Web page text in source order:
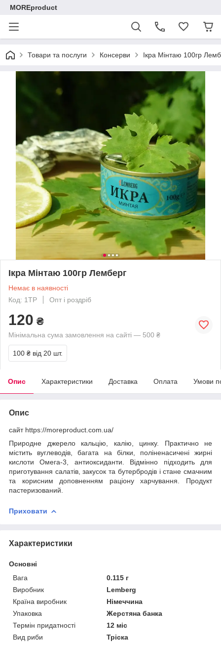
MOREproduct
Товари та послуги Консерви Ікра Мінтаю 100гр
Ікра Мінтаю 100гр Лемберг
Немає в наявності
Код: 1ТР
Опт і роздріб
120 ₴
Мінімальна сума замовлення на сайті — 500 ₴
100 ₴ від 20 шт.
Опис Характеристики Доставка Оплата Умови
Опис
сайт https://moreproduct.com.ua/
Природне джерело кальцію, калію, цинку. Практично не
містить вуглеводів, багата на білки, поліненасичені жирні
кислоти Омега-3, антиоксиданти. Відмінно підходить для
приготування салатів, закусок та бутербродів і стане смачним
та корисним доповненням раціону харчування. Продукт
пастеризований.
Приховати
Характеристики
Основні
Вага
0.115 г
Виробник
Lemberg
Країна виробник
Німеччина
Упаковка
Жерстяна банка
Термін придатності
12 міс
Вид риби
Тріска